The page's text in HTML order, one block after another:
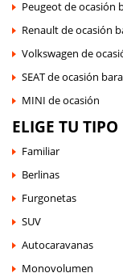
Peugeot de ocasión
Renault de ocasión
Volkswagen de
SEAT de ocasión
MINI de ocasión
ELIGE TU TIPO
Familiar
Berlinas
Furgonetas
SUV
Autocaravanas
Monovolumen